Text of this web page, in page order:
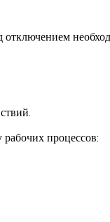
процессов: